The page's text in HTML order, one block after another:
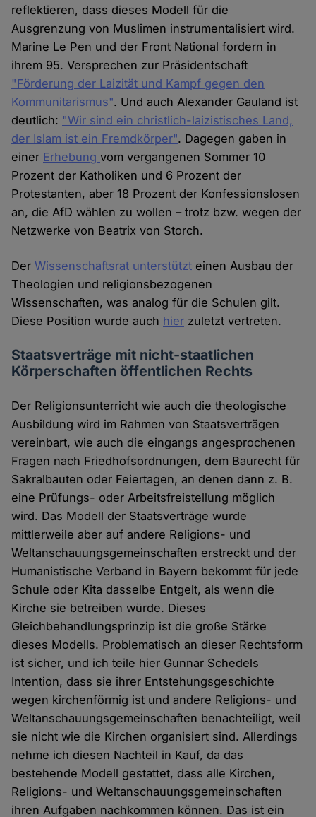
reflektieren, dass dieses Modell für die
Ausgrenzung von Muslimen instrumentalisiert wird.
Marine Le Pen und der Front National fordern in
ihrem 95. Versprechen zur Präsidentschaft
"Förderung der Laizität und Kampf gegen den
Kommunitarismus". Und auch Alexander Gauland ist
deutlich: "Wir sind ein christlich-laizistisches Land,
der Islam ist ein Fremdkörper". Dagegen gaben in
einer Erhebungvom vergangenen Sommer 10
Prozent der Katholiken und 6 Prozent der
Protestanten, aber 18 Prozent der Konfessionslosen
an, die AfD wählen zu wollen – trotz bzw. wegen der
Netzwerke von Beatrix von Storch.
DerWissenschaftsrat unterstützt einen Ausbau der
Theologien und religionsbezogenen
Wissenschaften, was analog für die Schulen gilt.
Diese Position wurde auch hier zuletzt vertreten.
Staatsverträge mit nicht-staatlichen
Körperschaften öffentlichen Rechts
Der Religionsunterricht wie auch die theologische
Ausbildung wird im Rahmen von Staatsverträgen
vereinbart, wie auch die eingangs angesprochenen
Fragen nach Friedhofsordnungen, dem Baurecht für
Sakralbauten oder Feiertagen, an denen dann z. B.
eine Prüfungs- oder Arbeitsfreistellung möglich
wird. Das Modell der Staatsverträge wurde
mittlerweile aber auf andere Religions- und
Weltanschauungsgemeinschaften erstreckt und der
Humanistische Verband in Bayern bekommt für jede
Schule oder Kita dasselbe Entgelt, als wenn die
Kirche sie betreiben würde. Dieses
Gleichbehandlungsprinzip ist die große Stärke
dieses Modells. Problematisch an dieser Rechtsform
ist sicher, und ich teile hier Gunnar Schedels
Intention, dass sie ihrer Entstehungsgeschichte
wegen kirchenförmig ist und andere Religions- und
Weltanschauungsgemeinschaften benachteiligt, weil
sie nicht wie die Kirchen organisiert sind. Allerdings
nehme ich diesen Nachteil in Kauf, da das
bestehende Modell gestattet, dass alle Kirchen,
Religions- und Weltanschauungsgemeinschaften
ihren Aufgaben nachkommen können. Das ist ein